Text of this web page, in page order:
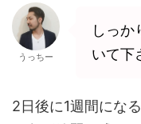
うっちー
しっか
いて下
2日後に1週間にな